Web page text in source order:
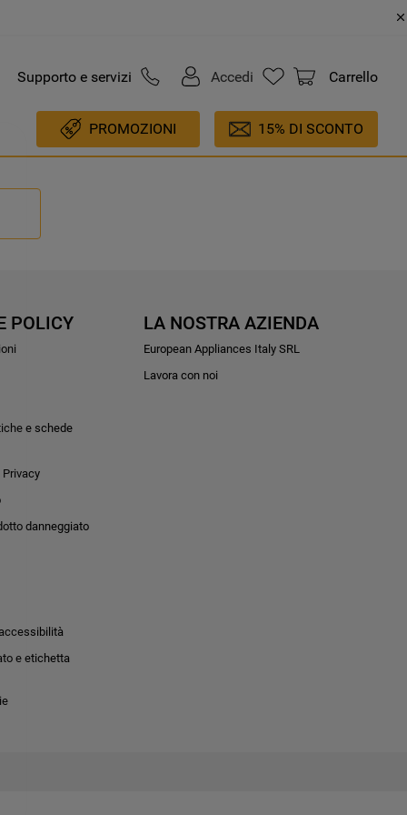
Supporto e servizi Accedi Carrello
PROMOZIONI 15% DI SCONTO
POLICY
e schede
danneggiato
e etichetta
LA NOSTRA AZIENDA
European Appliances Italy SRL
Lavora con noi